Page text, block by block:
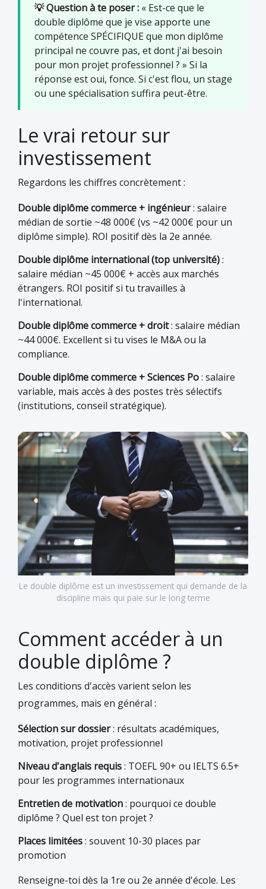
💡 Question à te poser : « Est-ce que le
double diplôme que je vise apporte une
compétence SPÉCIFIQUE que mon diplôme
principal ne couvre pas, et dont j'ai besoin
pour mon projet professionnel ? » Si la
réponse est oui, fonce. Si c'est flou, un stage
ou une spécialisation suffira peut-être.
Le vrai retour sur
investissement
Regardons les chiffres concrètement :
Double diplôme commerce + ingénieur: salaire
médian de sortie ~48 000€ (vs ~42 000€ pour un
diplôme simple). ROI positif dès la 2e année.
Double diplôme international (top université):
salaire médian ~45 000€ + accès aux marchés
étrangers. ROI positif si tu travailles à
l'international.
Double diplôme commerce + droit: salaire médian
~44 000€. Excellent si tu vises le M&A ou la
compliance.
Double diplôme commerce + Sciences Po: salaire
variable, mais accès à des postes très sélectifs
(institutions, conseil stratégique).
Le double diplôme est un investissement qui demande de la
discipline mais qui paie sur le long terme
Comment accéder à un
double diplôme ?
Les conditions d'accès varient selon les
programmes, mais en général :
Sélection sur dossier: résultats académiques,
motivation, projet professionnel
Niveau d'anglais requis: TOEFL 90+ ou IELTS 6.5+
pour les programmes internationaux
Entretien de motivation: pourquoi ce double
diplôme ? Quel est ton projet ?
Places limitées: souvent 10-30 places par
promotion
Renseigne-toi dès la 1re ou 2e année d'école. Les